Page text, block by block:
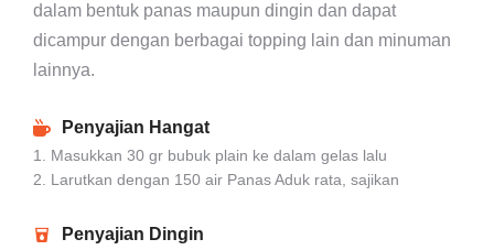
dalam bentuk panas maupun dingin dan dapat
dicampur dengan berbagai topping lain dan minuman
lainnya.
Penyajian Hangat
1. Masukkan 30 gr bubuk plain ke dalam gelas lalu
2. Larutkan dengan 150 air Panas Aduk rata, sajikan
Penyajian Dingin